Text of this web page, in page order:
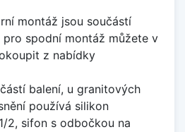
montáž jsou součástí
pro spodní montáž můžete v
z nabídky
balení, u granitových
používá silikon
2, sifon s odbočkou na